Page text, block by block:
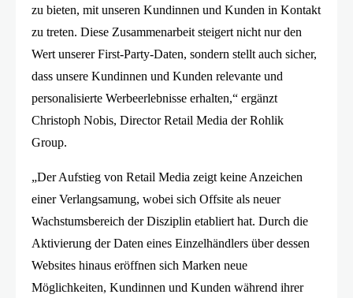
zu bieten, mit unseren Kundinnen und Kunden in Kontakt
zu treten. Diese Zusammenarbeit steigert nicht nur den
Wert unserer First-Party-Daten, sondern stellt auch sicher,
dass unsere Kundinnen und Kunden relevante und
personalisierte Werbeerlebnisse erhalten,“ ergänzt
Christoph Nobis, Director Retail Media der Rohlik
Group.
„Der Aufstieg von Retail Media zeigt keine Anzeichen
einer Verlangsamung, wobei sich Offsite als neuer
Wachstumsbereich der Disziplin etabliert hat. Durch die
Aktivierung der Daten eines Einzelhändlers über dessen
Websites hinaus eröffnen sich Marken neue
Möglichkeiten, Kundinnen und Kunden während ihrer